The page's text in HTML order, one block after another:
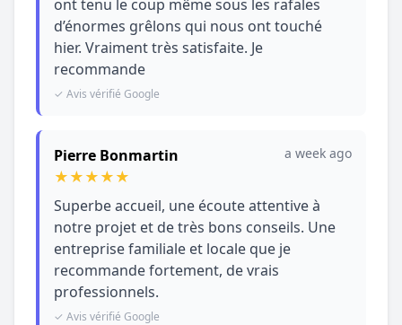
ont tenu le coup même sous les rafales
d’énormes grêlons qui nous ont touché
hier. Vraiment très satisfaite. Je
recommande
✓ Avis vérifié Google
Pierre Bonmartin
★★★★★
a week ago
Superbe accueil, une écoute attentive à
notre projet et de très bons conseils. Une
entreprise familiale et locale que je
recommande fortement, de vrais
professionnels.
✓ Avis vérifié Google